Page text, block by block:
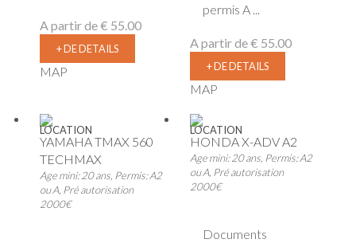
A partir de€ 55.00
+ DE DETAILS
MAP
permis A ...
A partir de€ 55.00
+ DE DETAILS
MAP
LOCATION
YAMAHA TMAX 560
TECHMAX
Age mini: 20 ans, Permis: A2
ou A, Pré autorisation
2000€
LOCATION
HONDA X-ADV A2
Age mini: 20 ans, Permis: A2
ou A, Pré autorisation
2000€
Documents